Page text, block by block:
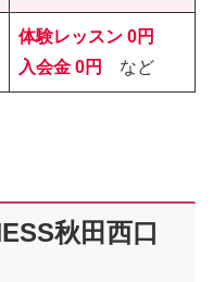
体験レッスン 0円
入会金 0円
など
秋田西口